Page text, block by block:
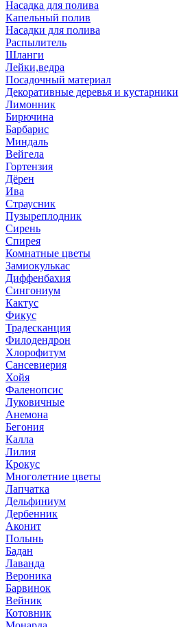
Насадка для полива
Капельный полив
Насадки для полива
Распылитель
Шланги
Лейки,ведра
Посадочный материал
Декоративные деревья и кустарники
Лимонник
Бирючина
Барбарис
Миндаль
Вейгела
Гортензия
Дёрен
Ива
Страусник
Пузыреплодник
Сирень
Спирея
Комнатные цветы
Замиокулькас
Диффенбахия
Сингониум
Кактус
Фикус
Традесканция
Филодендрон
Хлорофитум
Сансевиерия
Хойя
Фаленопсис
Луковичные
Анемона
Бегония
Калла
Лилия
Крокус
Многолетние цветы
Лапчатка
Дельфиниум
Дербенник
Аконит
Полынь
Бадан
Лаванда
Вероника
Барвинок
Вейник
Котовник